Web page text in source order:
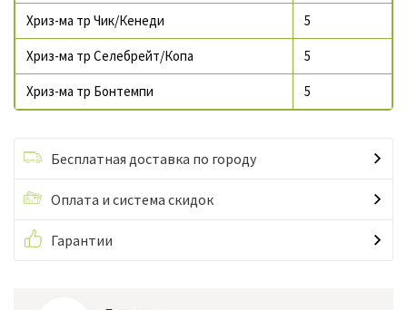
Хриз-ма тр Чик/Кенеди 5
Хриз-ма тр Селебрейт/Копа 5
Хриз-ма тр Бонтемпи 5
Бесплатная доставка по городу
Оплата и система скидок
Гарантии